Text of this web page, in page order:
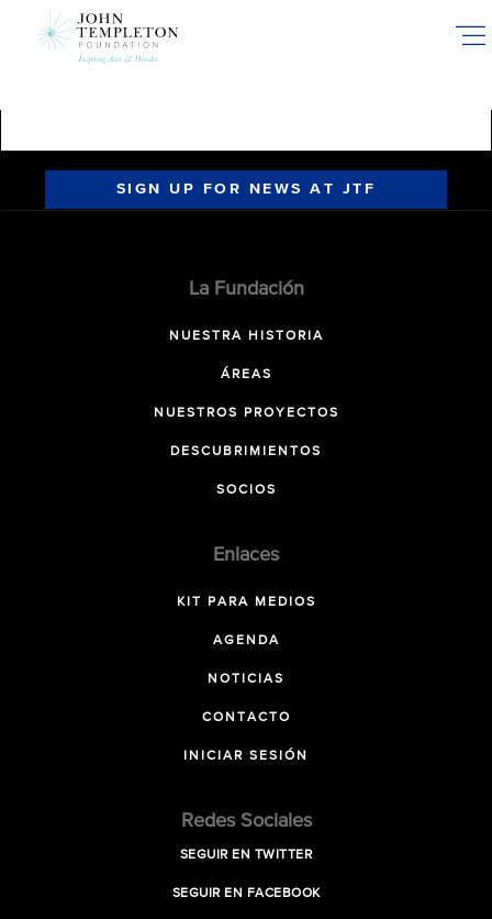
SIGN UP FOR NEWS AT JTF
La Fundación
NUESTRA HISTORIA
ÁREAS
NUESTROS PROYECTOS
DESCUBRIMIENTOS
SOCIOS
Enlaces
KIT PARA MEDIOS
AGENDA
NOTICIAS
CONTACTO
INICIAR SESIÓN
Redes Sociales
SEGUIR EN TWITTER
SEGUIR EN FACEBOOK